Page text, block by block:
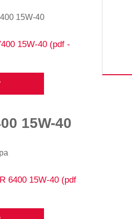
15W-40 (pdf -
15W-40
6400 15W-40 (pdf